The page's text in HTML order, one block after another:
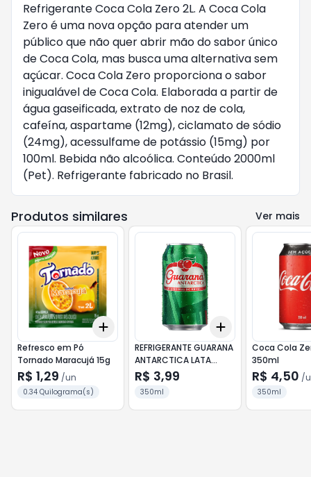
Refrigerante Coca Cola Zero 2L. A Coca Cola
Zero é uma nova opção para atender um
público que não quer abrir mão do sabor único
de Coca Cola, mas busca uma alternativa sem
açúcar. Coca Cola Zero proporciona o sabor
inigualável de Coca Cola. Elaborada a partir de
água gaseificada, extrato de noz de cola,
cafeína, aspartame (12mg), ciclamato de sódio
(24mg), acessulfame de potássio (15mg) por
100ml. Bebida não alcoólica. Conteúdo 2000ml
(Pet). Refrigerante fabricado no Brasil.
Produtos similares Ver mais
+10
Add
Refresco em Pó
Tornado Maracujá 15g
R$ 1,29 /un
0.34 Quilograma(s)
+10
Add
REFRIGERANTE GUARANA
ANTARCTICA LATA
350ML
R$ 3,99
350ml
Coca Cola
350ml
R$ 4,50 /
350ml